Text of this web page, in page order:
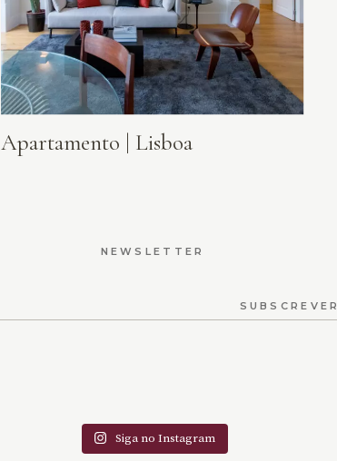
Apartamento | Lisboa
NEWSLETTER
SUBSCREVER
Siga no Instagram